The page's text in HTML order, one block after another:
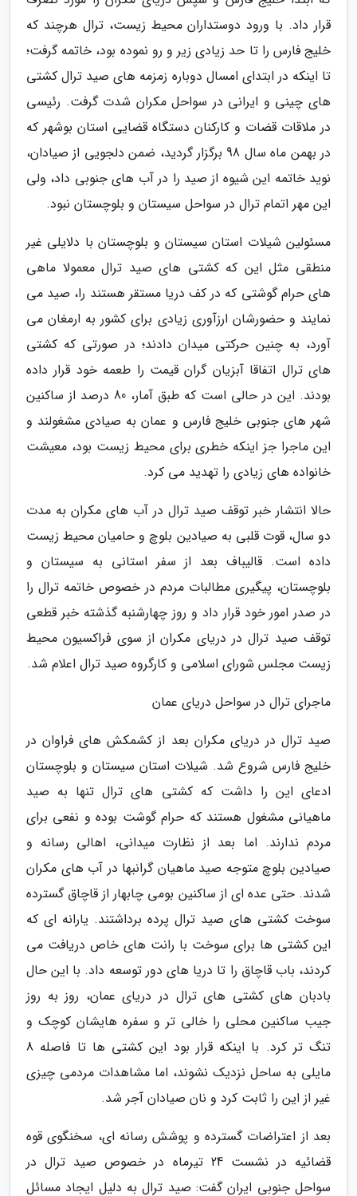
قرار داد. با ورود دوستداران محیط زیست، ترال هرچند که
خلیج فارس را تا حد زیادی زیر و رو نموده بود، خاتمه گرفت؛
تا اینکه در ابتدای امسال دوباره زمزمه های صید ترال کشتی
های چینی و ایرانی در سواحل مکران شدت گرفت. رئیسی
در ملاقات قضات و کارکنان دستگاه قضایی استان بوشهر که
در بهمن ماه سال 98 برگزار گردید، ضمن دلجویی از صیادان،
نوید خاتمه این شیوه از صید را در آب های جنوبی داد، ولی
این مهر اتمام ترال در سواحل سیستان و بلوچستان نبود.
مسئولین شیلات استان سیستان و بلوچستان با دلایلی غیر
منطقی مثل این که کشتی های صید ترال معمولا ماهی
های حرام گوشتی که در کف دریا مستقر هستند را، صید می
نمایند و حضورشان ارزآوری زیادی برای کشور به ارمغان می
آورد، به چنین حرکتی میدان دادند؛ در صورتی که کشتی
های ترال اتفاقا آبزیان گران قیمت را طعمه خود قرار داده
بودند. این در حالی است که طبق آمار، 80 درصد از ساکنین
شهر های جنوبی خلیج فارس و عمان به صیادی مشغولند و
این ماجرا جز اینکه خطری برای محیط زیست بود، معیشت
خانواده های زیادی را تهدید می کرد.
حالا انتشار خبر توقف صید ترال در آب های مکران به مدت
دو سال، قوت قلبی به صیادین بلوچ و حامیان محیط زیست
داده است. قالیباف بعد از سفر استانی به سیستان و
بلوچستان، پیگیری مطالبات مردم در خصوص خاتمه ترال را
در صدر امور خود قرار داد و روز چهارشنبه گذشته خبر قطعی
توقف صید ترال در دریای مکران از سوی فراکسیون محیط
زیست مجلس شورای اسلامی و کارگروه صید ترال اعلام شد.
ماجرای ترال در سواحل دریای عمان
صید ترال در دریای مکران بعد از کشمکش های فراوان در
خلیج فارس شروع شد. شیلات استان سیستان و بلوچستان
ادعای این را داشت که کشتی های ترال تنها به صید
ماهیانی مشغول هستند که حرام گوشت بوده و نفعی برای
مردم ندارند. اما بعد از نظارت میدانی، اهالی رسانه و
صیادین بلوچ متوجه صید ماهیان گرانبها در آب های مکران
شدند. حتی عده ای از ساکنین بومی چابهار از قاچاق گسترده
سوخت کشتی های صید ترال پرده برداشتند. یارانه ای که
این کشتی ها برای سوخت با رانت های خاص دریافت می
کردند، باب قاچاق را تا دریا های دور توسعه داد. با این حال
بادبان های کشتی های ترال در دریای عمان، روز به روز
جیب ساکنین محلی را خالی تر و سفره هایشان کوچک و
تنگ تر کرد. با اینکه قرار بود این کشتی ها تا فاصله 8
مایلی به ساحل نزدیک نشوند، اما مشاهدات مردمی چیزی
غیر از این را ثابت کرد و نان صیادان آجر شد.
بعد از اعتراضات گسترده و پوشش رسانه ای، سخنگوی قوه
قضائیه در نشست 24 تیرماه در خصوص صید ترال در
سواحل جنوبی ایران گفت: صید ترال به دلیل ایجاد مسائل